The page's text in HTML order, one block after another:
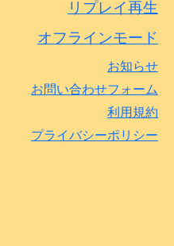
リプレイ再生
オフラインモード
お知らせ
お問い合わせフォーム
利用規約
プライバシーポリシー